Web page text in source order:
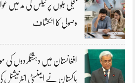
وصولی کا انکشاف
افغانستان میں دہشتگردوں کی
پاکستان نے ایمنسٹی